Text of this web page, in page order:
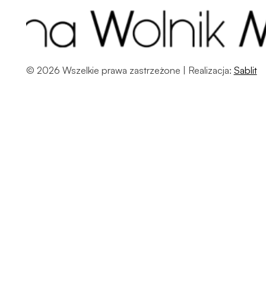
© 2026 Wszelkie prawa zastrzeżone | Realizacja: Sablit